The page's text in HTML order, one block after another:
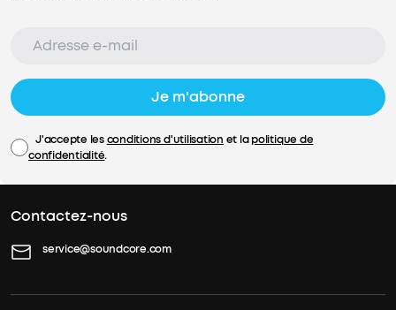
Je m'abonne
J'accepte lesconditions d'utilisation et lapolitique de
confidentialité.
Contactez-nous
service@soundcore.com